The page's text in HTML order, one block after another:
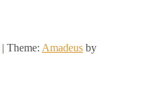
| Theme: Amadeus by